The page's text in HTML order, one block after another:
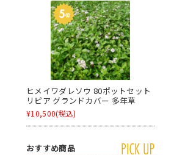
ヒメイワダレソウ 80ポットセット
リピア グランドカバー 多年草
¥10,500(税込)
おすすめ商品